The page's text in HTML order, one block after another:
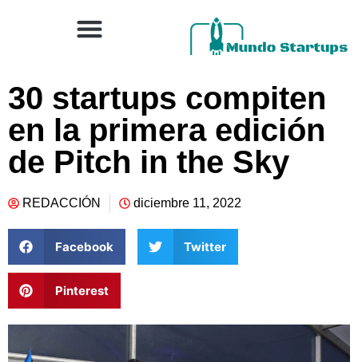
30 startups compiten
en la primera edición
de Pitch in the Sky
REDACCIÓN diciembre 11, 2022
Facebook Twitter
Pinterest